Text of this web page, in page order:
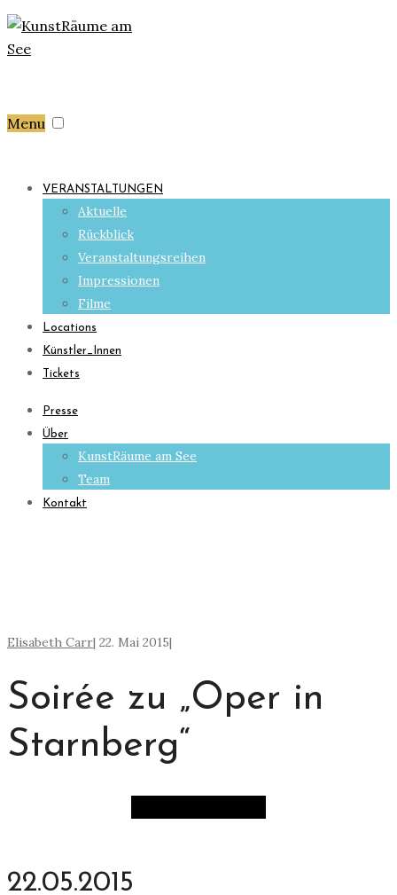
Menu
VERANSTALTUNGEN
Aktuelle
Rückblick
Veranstaltungsreihen
Impressionen
Filme
Locations
Künstler_Innen
Tickets
Presse
Über
KunstRäume am See
Team
Kontakt
Elisabeth Carr| 22. Mai 2015|
Soirée zu „Oper in
Starnberg“
22.05.2015